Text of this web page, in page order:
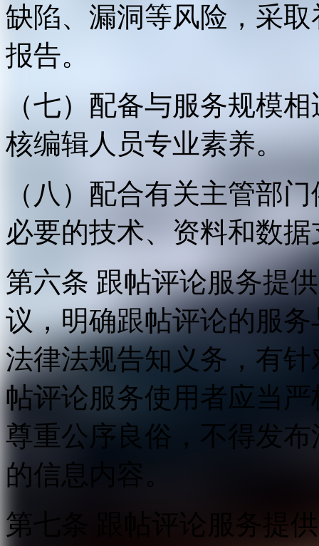
缺陷、漏洞等风险，采
报告。
（七）配备与服务规模
核编辑人员专业素养。
（八）配合有关主管部
必要的技术、资料和数
第六条 跟帖评论服务提
议，明确跟帖评论的服
法律法规告知义务，有
帖评论服务使用者应当
尊重公序良俗，不得发
的信息内容。
第七条 跟帖评论服务提